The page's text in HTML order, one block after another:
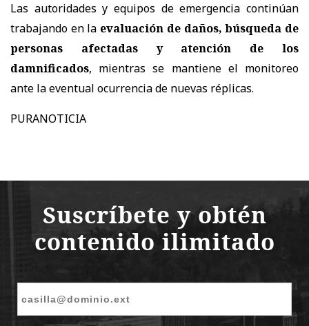
Las autoridades y equipos de emergencia continúan
trabajando en la evaluación de daños, búsqueda de
personas afectadas y atención de los
damnificados, mientras se mantiene el monitoreo
ante la eventual ocurrencia de nuevas réplicas.
PURANOTICIA